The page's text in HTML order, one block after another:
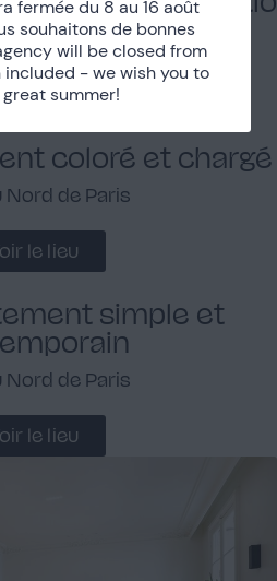
Marais
le lieu
coloré et chargé
Nord de Paris
le lieu
simple et
Nord de Paris
le lieu
fermée du 8 au 16 août
souhaitons de bonnes
will be closed from
- we wish you to
great summer!